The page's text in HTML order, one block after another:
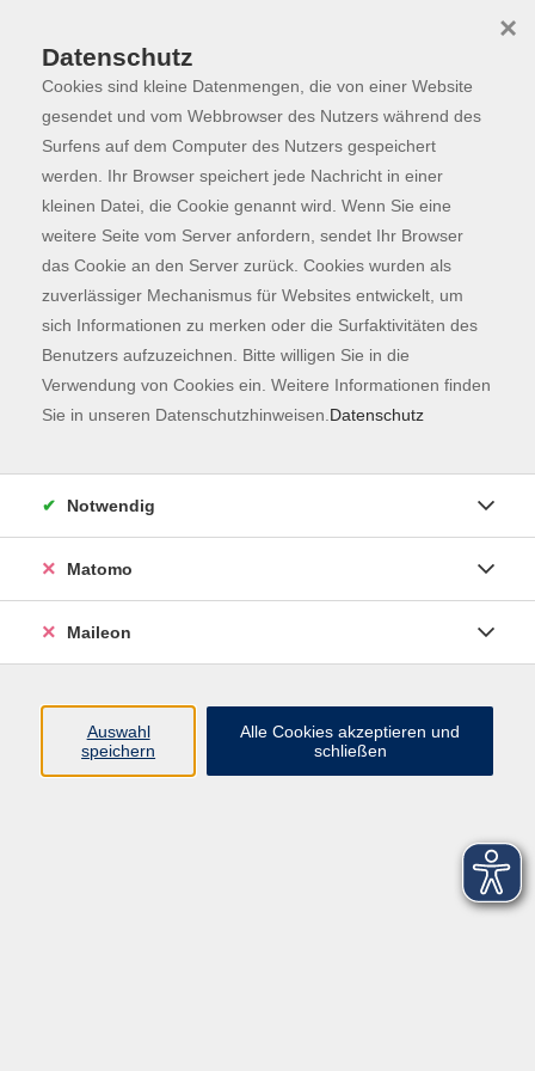
Skip to main content
Programm
Der Kurs konnte nicht gefunden werden.
Kontaktformular
Impressum
AGB
Datenschutzerklärung
Datenschutz
Cookies sind kleine Datenmengen, die von einer Website
gesendet und vom Webbrowser des Nutzers während des
Surfens auf dem Computer des Nutzers gespeichert
werden. Ihr Browser speichert jede Nachricht in einer
kleinen Datei, die Cookie genannt wird. Wenn Sie eine
weitere Seite vom Server anfordern, sendet Ihr Browser
das Cookie an den Server zurück. Cookies wurden als
zuverlässiger Mechanismus für Websites entwickelt, um
sich Informationen zu merken oder die Surfaktivitäten des
Benutzers aufzuzeichnen. Bitte willigen Sie in die
Verwendung von Cookies ein. Weitere Informationen finden
Sie in unseren Datenschutzhinweisen. Datenschutz
×
Notwendig
Matomo
Maileon
Auswahl
speichern
Alle Cookies akzeptieren und
schließen